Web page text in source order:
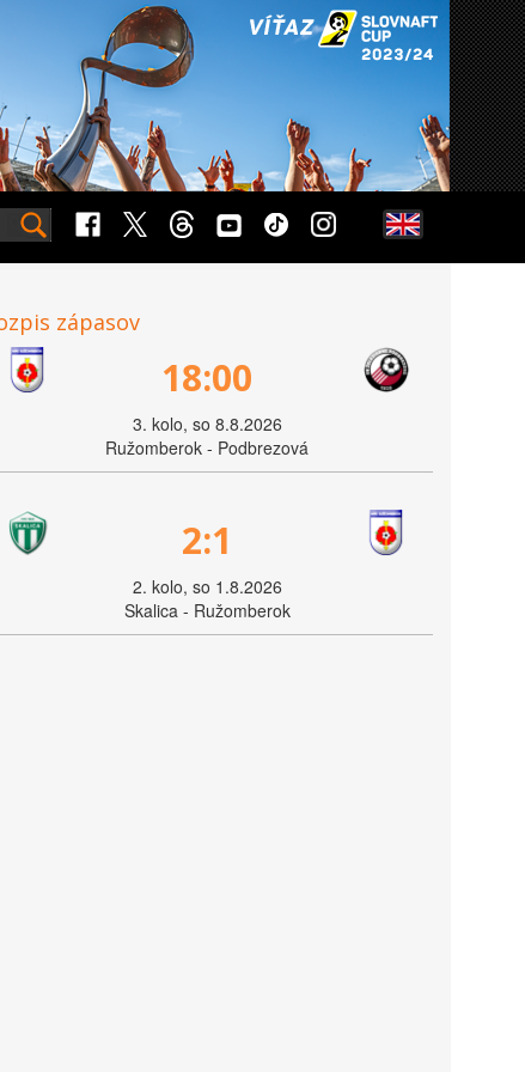
zápasov
18:00
3. kolo, so 8.8.2026
Ružomberok - Podbrezová
2:1
2. kolo, so 1.8.2026
Skalica - Ružomberok